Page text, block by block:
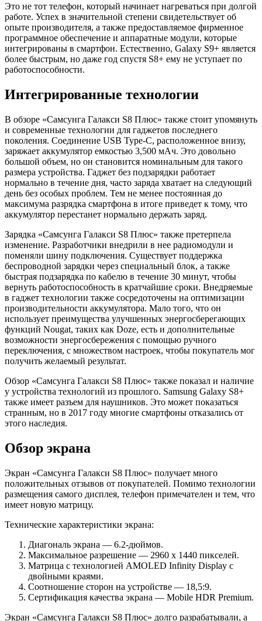
Это не тот телефон, который начинает нагреваться при долгой
работе. Успех в значительной степени свидетельствует об
опыте производителя, а также предоставляемое фирменное
программное обеспечение и аппаратные модули, которые
интегрированы в смартфон. Естественно, Galaxy S9+ является
более быстрым, но даже год спустя S8+ ему не уступает по
работоспособности.
Интегрированные технологии
В обзоре «Самсунга Галакси S8 Плюс» также стоит упомянуть
и современные технологии для гаджетов последнего
поколения. Соединение USB Type-C, расположенное внизу,
заряжает аккумулятор емкостью 3,500 мАч. Это довольно
большой объем, но он становится номинальным для такого
размера устройства. Гаджет без подзарядки работает
нормально в течение дня, часто заряда хватает на следующий
день без особых проблем. Тем не менее постоянная до
максимума разрядка смартфона в итоге приведет к тому, что
аккумулятор перестанет нормально держать заряд.
Зарядка «Самсунга Галакси S8 Плюс» также претерпела
изменение. Разработчики внедрили в нее радиомодули и
поменяли шину подключения. Существует поддержка
беспроводной зарядки через специальный блок, а также
быстрая подзарядка по кабелю в течение 30 минут, чтобы
вернуть работоспособность в кратчайшие сроки. Внедряемые
в гаджет технологии также сосредоточены на оптимизации
производительности аккумулятора. Мало того, что он
использует преимущества улучшенных энергосберегающих
функций Nougat, таких как Doze, есть и дополнительные
возможности энергосбережения с помощью ручного
переключения, с множеством настроек, чтобы покупатель мог
получить желаемый результат.
Обзор «Самсунга Галакси S8 Плюс» также показал и наличие
у устройства технологий из прошлого. Samsung Galaxy S8+
также имеет разъем для наушников. Это может показаться
странным, но в 2017 году многие смартфоны отказались от
этого наследия.
Обзор экрана
Экран «Самсунга Галакси S8 Плюс» получает много
положительных отзывов от покупателей. Помимо технологии
размещения самого дисплея, телефон примечателен и тем, что
имеет новую матрицу.
Технические характеристики экрана:
Диагональ экрана — 6.2-дюймов.
Максимальное разрешение — 2960 x 1440 пикселей.
Матрица с технологией AMOLED Infinity Display с
двойными краями.
Соотношение сторон на устройстве — 18,5:9.
Сертификация качества экрана — Mobile HDR Premium.
Экран «Самсунга Галакси S8 Плюс» долго разрабатывали, а